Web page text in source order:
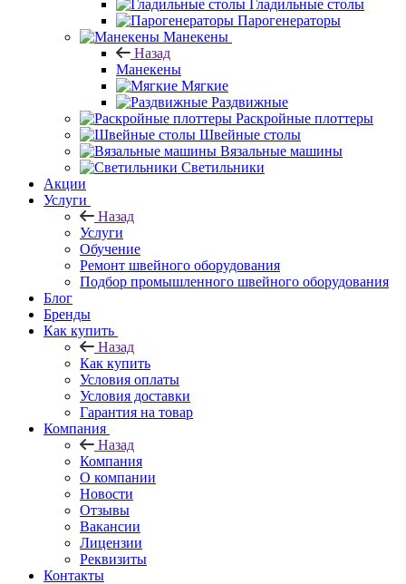
Гладильные столы
Парогенераторы
Манекены
Назад
Манекены
Мягкие
Раздвижные
Раскройные плоттеры
Швейные столы
Вязальные машины
Светильники
Акции
Услуги
Назад
Услуги
Обучение
Ремонт швейного оборудования
Подбор промышленного швейного оборудования
Блог
Бренды
Как купить
Назад
Как купить
Условия оплаты
Условия доставки
Гарантия на товар
Компания
Назад
Компания
О компании
Новости
Отзывы
Вакансии
Лицензии
Реквизиты
Контакты